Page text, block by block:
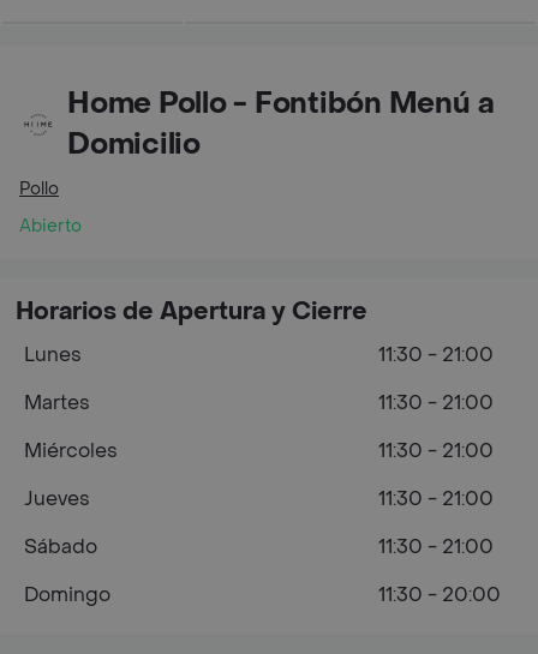
Home Pollo - Fontibón Menú a
Domicilio
Pollo
Abierto
Horarios de Apertura y Cierre
Lunes
11:30 - 21:00
Martes
11:30 - 21:00
Miércoles
11:30 - 21:00
Jueves
11:30 - 21:00
Sábado
11:30 - 21:00
Domingo
11:30 - 20:00